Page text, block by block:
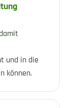
und in die
können.